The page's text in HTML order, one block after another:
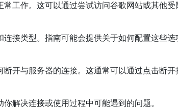
工作。这可以通过尝试访问谷歌网站或其他受
接类型。指南可能会提供关于如何配置这些选
开与服务器的连接。这通常可以通过点击断开
解决连接或使用过程中可能遇到的问题。